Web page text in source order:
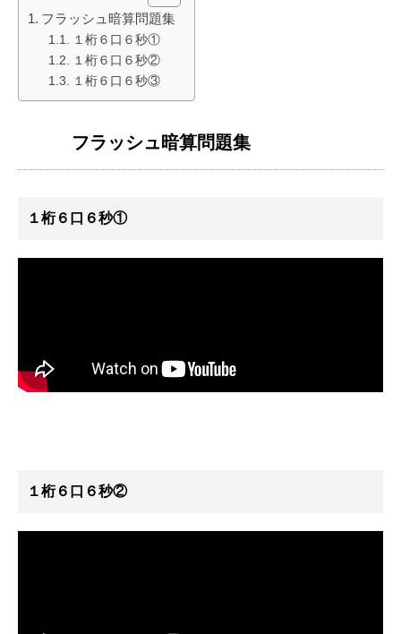
フラッシュ暗算問題集
１桁６口６秒①
１桁６口６秒②
１桁６口６秒③
フラッシュ暗算問題集
１桁６口６秒①
１桁６口６秒②